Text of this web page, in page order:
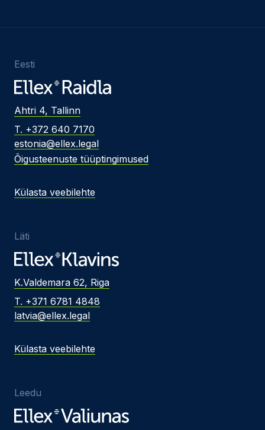
Eesti
Ahtri 4, Tallinn
T. +372 640 7170
estonia@ellex.legal
Õigusteenuste tüüptingimused
Külasta veebilehte
Läti
K.Valdemara 62, Riga
T. +371 6781 4848
latvia@ellex.legal
Külasta veebilehte
Leedu